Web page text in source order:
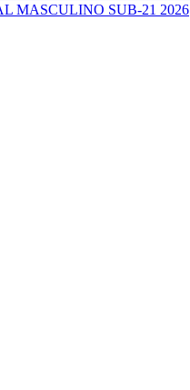
MASCULINO SUB-21 2026